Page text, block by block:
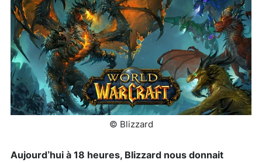
© Blizzard
Aujourd’hui à 18 heures, Blizzard nous donnait